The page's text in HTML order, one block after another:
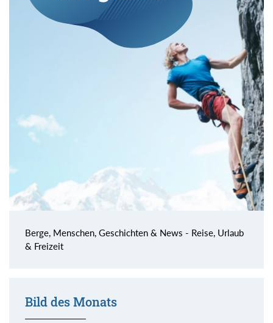
Berge, Menschen, Geschichten & News - Reise, Urlaub
& Freizeit
Bild des Monats